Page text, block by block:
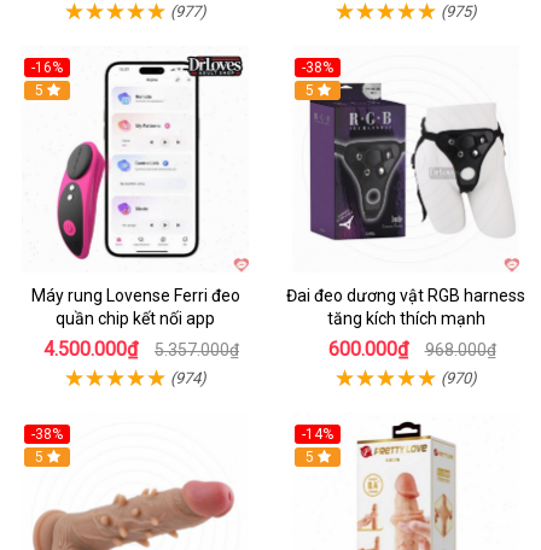
(977) (975)
-16%
Hot
5
Máy rung Lovense Ferri đeo
quần chip kết nối app
4.500.000₫ 5.357.000₫
(974)
-38%
Hot
5
Đai đeo dương vật RGB harness
tăng kích thích mạnh
600.000₫ 968.000₫
(970)
-38%
5
-14%
5